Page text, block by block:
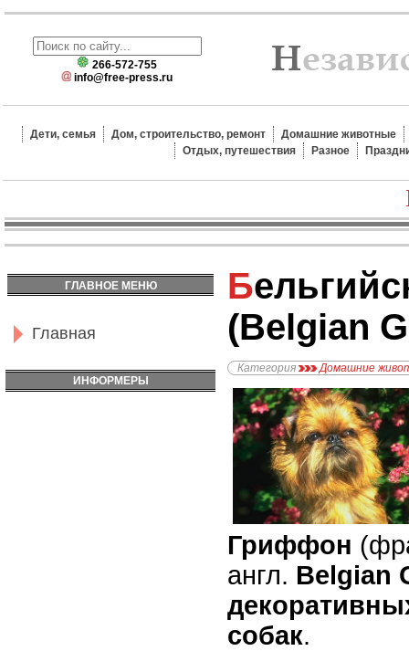
266-572-755
info@free-press.ru
Дети, семья Дом, строительство, ремонт
Домашние животные
Отдых, путешествия
Разное
ГЛАВНОЕ МЕНЮ
Главная
ИНФОРМЕРЫ
Бельгийский Гриффон
(Belgian
Категория Домашние
Гриффон
англ. Belgian
собак.